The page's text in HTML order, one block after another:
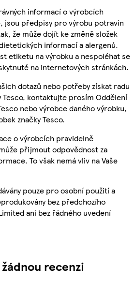
informací o výrobcích
jsou předpisy pro výrobu potravin
že může dojít ke změně složek
informací a alergenů.
etiketu na výrobku a nespoléhat se
na internetových stránkách.
dotazů nebo potřeby získat radu
Tesco, kontaktujte prosím Oddělení
nebo výrobce daného výrobku,
značky Tesco.
o výrobcích pravidelně
přijmout odpovědnost za
To však nemá vliv na Vaše
pouze pro osobní použití a
bez předchozího
ani bez řádného uvedení
recenzi